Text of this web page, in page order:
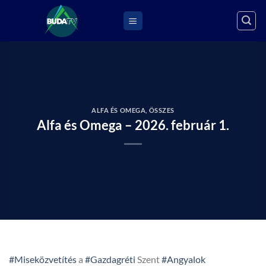
ALFA ÉS OMEGA ÖSSZES
Alfa és Omega – 2026. február 1.
#Miseközvetítésa #Gazdagréti Szent#Angyalok